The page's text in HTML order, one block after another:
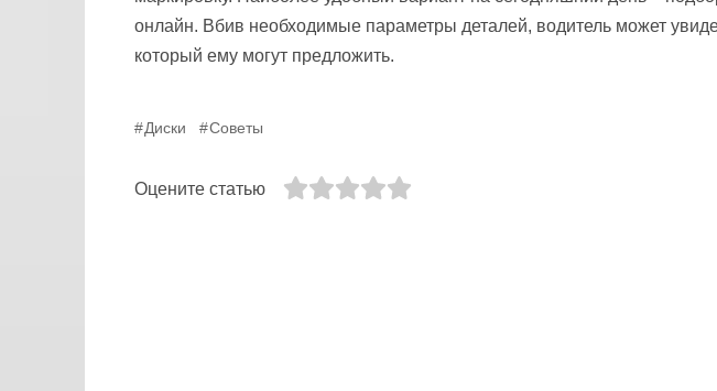
онлайн. Вбив необходимые параметры деталей, водитель может
который ему могут предложить.
Диски Советы
Оцените статью